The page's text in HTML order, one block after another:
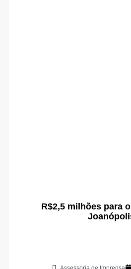
R$2,5 milhões para